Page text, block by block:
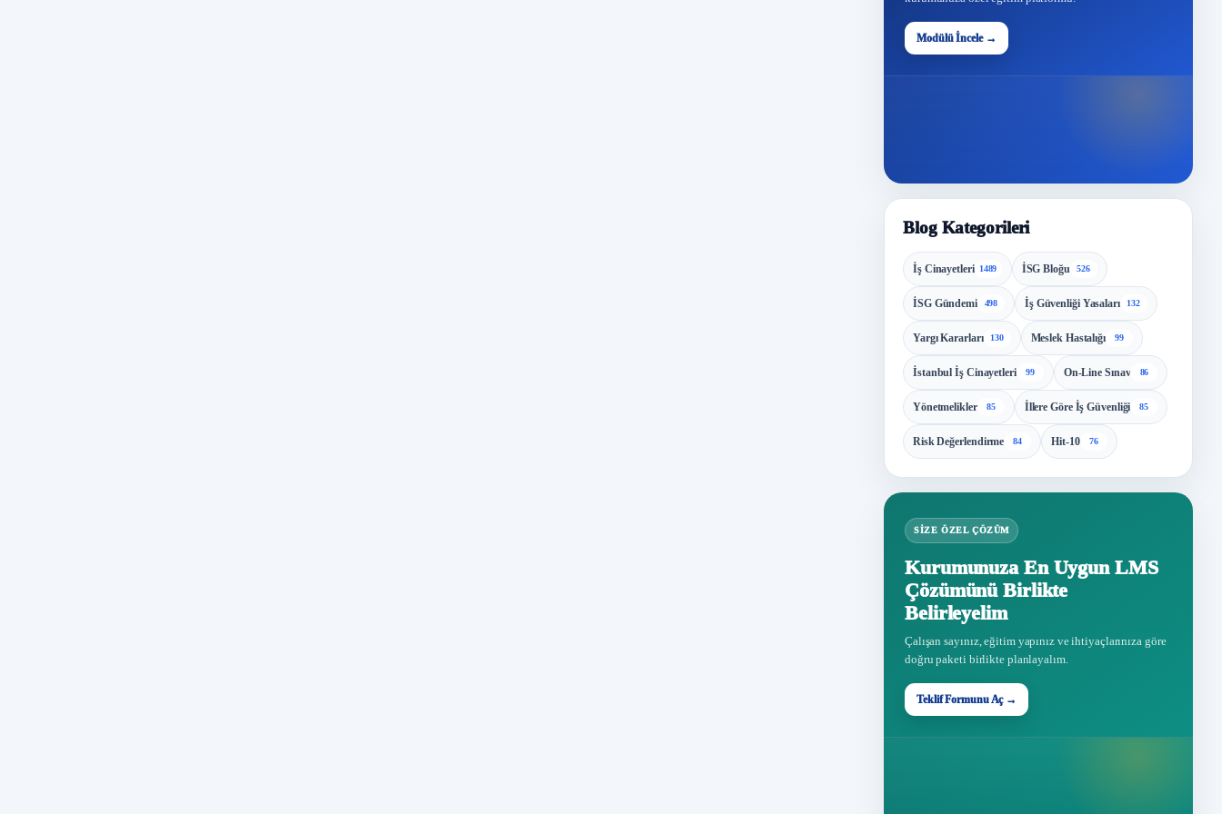
Modülü İncele →
48
Modül
Blog Kategorileri
İş Cinayetleri 1489 İSG Bloğu 526
İSG Gündemi 498 İş Güvenliği Yasaları 132
Yargı Kararları 130 Meslek Hastalığı 99
İstanbul İş Cinayetleri 99 On-Line Sınav 86
Yönetmelikler 85 İllere Göre İş Güvenliği 85
Risk Değerlendirme 84 Hit-10 76
SIZE ÖZEL ÇÖZÜM
Kurumunuza En Uygun LMS
Çözümünü Birlikte
Belirleyelim
Çalışan sayınız, eğitim yapınız ve ihtiyaçlarınıza göre
doğru paketi birlikte planlayalım.
Teklif Formunu Aç →
Teklif